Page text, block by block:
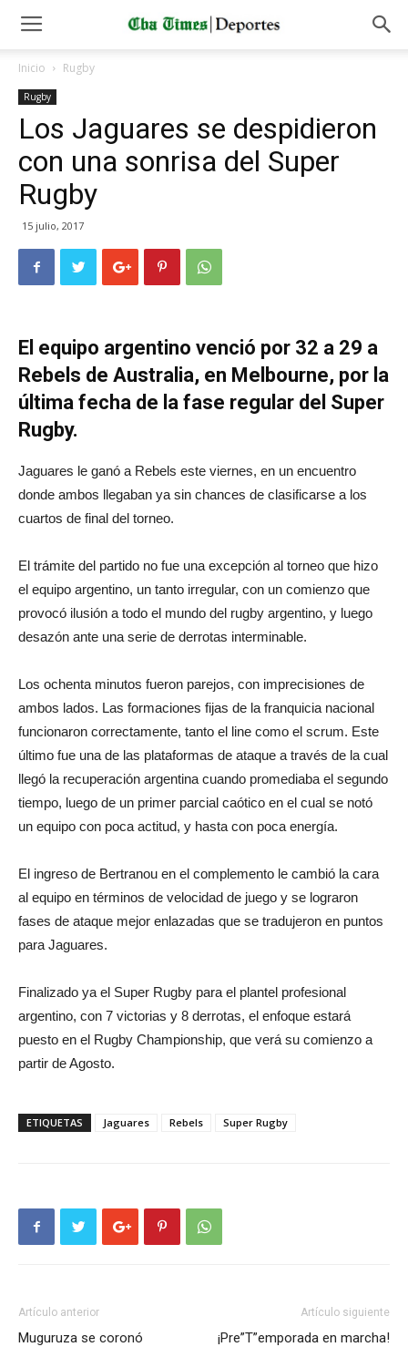
Inicio Rugby
Rugby
Los Jaguares se despidieron
con una sonrisa del Super
Rugby
15 julio, 2017
El equipo argentino venció por 32 a 29 a
Rebels de Australia, en Melbourne, por la
última fecha de la fase regular del Super
Rugby.
Jaguares le ganó a Rebels este viernes, en un encuentro
donde ambos llegaban ya sin chances de clasificarse a los
cuartos de final del torneo.
El trámite del partido no fue una excepción al torneo que hizo
el equipo argentino, un tanto irregular, con un comienzo que
provocó ilusión a todo el mundo del rugby argentino, y luego
desazón ante una serie de derrotas interminable.
Los ochenta minutos fueron parejos, con imprecisiones de
ambos lados. Las formaciones fijas de la franquicia nacional
funcionaron correctamente, tanto el line como el scrum. Este
último fue una de las plataformas de ataque a través de la cual
llegó la recuperación argentina cuando promediaba el segundo
tiempo, luego de un primer parcial caótico en el cual se notó
un equipo con poca actitud, y hasta con poca energía.
El ingreso de Bertranou en el complemento le cambió la cara
al equipo en términos de velocidad de juego y se lograron
fases de ataque mejor enlazadas que se tradujeron en puntos
para Jaguares.
Finalizado ya el Super Rugby para el plantel profesional
argentino, con 7 victorias y 8 derrotas, el enfoque estará
puesto en el Rugby Championship, que verá su comienzo a
partir de Agosto.
ETIQUETAS Jaguares Rebels Super Rugby
Artículo anterior
Muguruza se coronó
Artículo siguiente
¡Pre”T”emporada en marcha!